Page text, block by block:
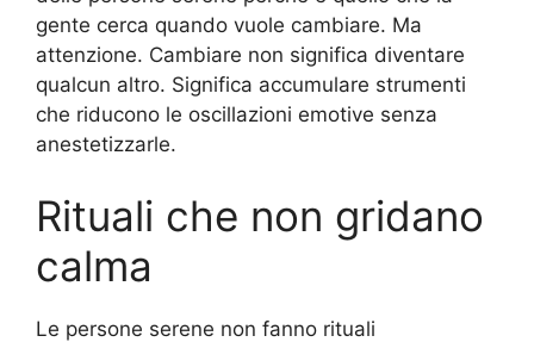
gente cerca quando vuole cambiare. Ma
attenzione. Cambiare non significa diventare
qualcun altro. Significa accumulare strumenti
che riducono le oscillazioni emotive senza
anestetizzarle.
Rituali che non gridano
calma
Le persone serene non fanno rituali